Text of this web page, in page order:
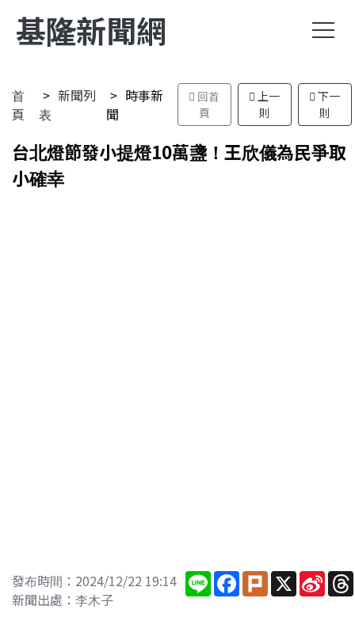
基隆新聞網
首
頁
新聞列
表
時事新
聞
回首
頁
上一
則
下一
則
台北燈節發小提燈10萬盞！王欣儀為民爭取
小確幸
發布時間：2024/12/22 19:14
新聞出處：李木子
Line Facebook
PlurkX Sina